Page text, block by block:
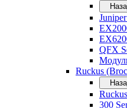
Juniper
QFX
Ruckus
300